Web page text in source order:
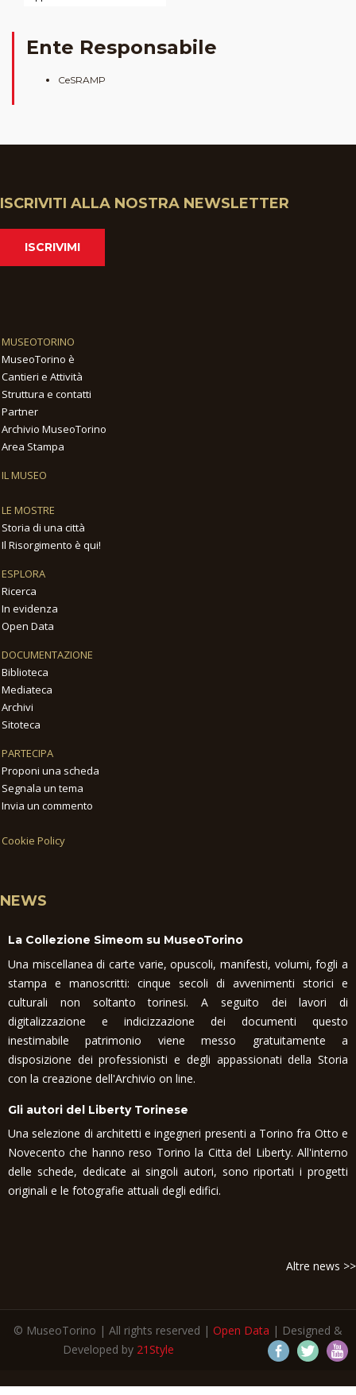
Ente Responsabile
CeSRAMP
ISCRIVITI ALLA NOSTRA NEWSLETTER
ISCRIVIMI
MUSEOTORINO
MuseoTorino è
Cantieri e Attività
Struttura e contatti
Partner
Archivio MuseoTorino
Area Stampa
IL MUSEO
LE MOSTRE
Storia di una città
Il Risorgimento è qui!
ESPLORA
Ricerca
In evidenza
Open Data
DOCUMENTAZIONE
Biblioteca
Mediateca
Archivi
Sitoteca
PARTECIPA
Proponi una scheda
Segnala un tema
Invia un commento
Cookie Policy
NEWS
La Collezione Simeom su MuseoTorino
Una miscellanea di carte varie, opuscoli, manifesti, volumi, fogli a
stampa e manoscritti: cinque secoli di avvenimenti storici e
culturali non soltanto torinesi. A seguito dei lavori di
digitalizzazione e indicizzazione dei documenti questo
inestimabile patrimonio viene messo gratuitamente a
disposizione dei professionisti e degli appassionati della Storia
con la creazione dell'Archivio on line.
Gli autori del Liberty Torinese
Una selezione di architetti e ingegneri presenti a Torino fra Otto e
Novecento che hanno reso Torino la Citta del Liberty. All'interno
delle schede, dedicate ai singoli autori, sono riportati i progetti
originali e le fotografie attuali degli edifici.
Altre news >>
© MuseoTorino | All rights reserved | Open Data | Designed &
Developed by 21Style